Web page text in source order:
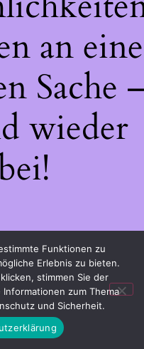
an
Sache
wieder
Funktionen zu
Erlebnis zu bieten.
stimmen Sie der
zum Thema
und Sicherheit.